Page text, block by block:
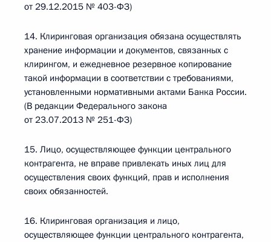
от 29.12.2015 № 403-ФЗ)
14. Клиринговая организация обязана осуществлять
хранение информации и документов, связанных с
клирингом, и ежедневное резервное копирование
такой информации в соответствии с требованиями,
установленными нормативными актами Банка России.
(В редакции Федерального закона
от 23.07.2013 № 251-ФЗ)
15. Лицо, осуществляющее функции центрального
контрагента, не вправе привлекать иных лиц для
осуществления своих функций, прав и исполнения
своих обязанностей.
16. Клиринговая организация и лицо,
осуществляющее функции центрального контрагента,